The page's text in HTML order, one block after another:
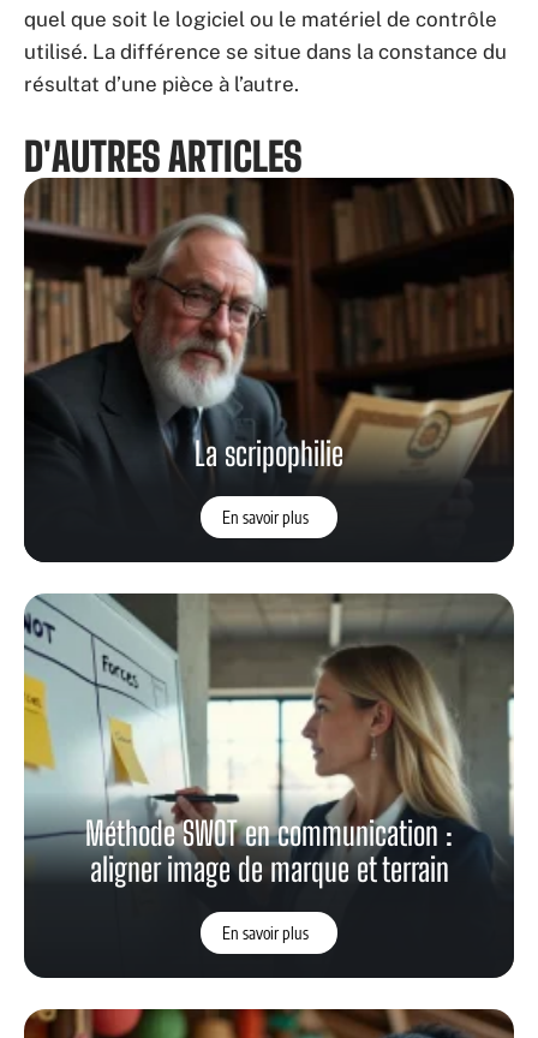
quel que soit le logiciel ou le matériel de contrôle
utilisé. La différence se situe dans la constance du
résultat d’une pièce à l’autre.
D'AUTRES ARTICLES
La scripophilie
En savoir plus
Méthode SWOT en communication :
aligner image de marque et terrain
En savoir plus